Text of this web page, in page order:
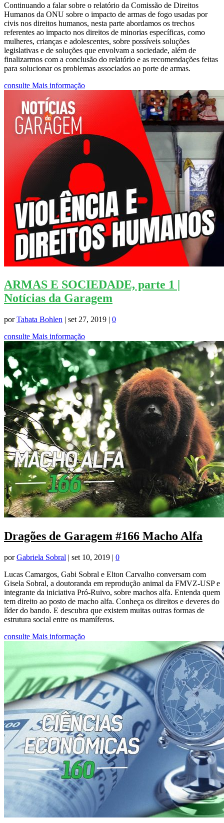
Continuando a falar sobre o relatório da Comissão de Direitos
Humanos da ONU sobre o impacto de armas de fogo usadas por
civis nos direitos humanos, nesta parte abordamos os trechos
referentes ao impacto nos direitos de minorias específicas, como
mulheres, crianças e adolescentes, sobre possíveis soluções
legislativas e de soluções que envolvam a sociedade, além de
finalizarmos com a conclusão do relatório e as recomendações feitas
para solucionar os problemas associados ao porte de armas.
consulte Mais informação
ARMAS E SOCIEDADE, parte 1 |
Notícias da Garagem
porTabata Bohlen | set 27, 2019 | 0
consulte Mais informação
Dragões de Garagem #166 Macho Alfa
porGabriela Sobral | set 10, 2019 | 0
Lucas Camargos, Gabi Sobral e Elton Carvalho conversam com
Gisela Sobral, a doutoranda em reprodução animal da FMVZ-USP e
integrante da iniciativa Pró-Ruivo, sobre machos alfa. Entenda quem
tem direito ao posto de macho alfa. Conheça os direitos e deveres do
líder do bando. E descubra que existem muitas outras formas de
estrutura social entre os mamíferos.
consulte Mais informação